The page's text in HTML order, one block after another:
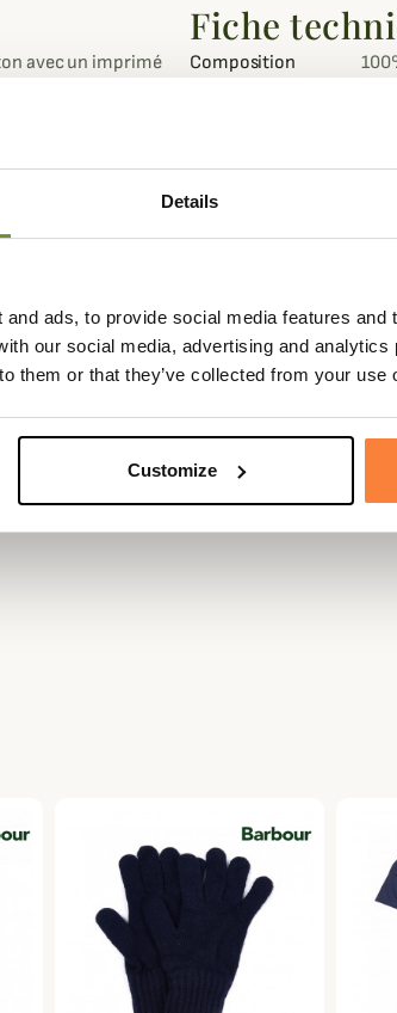
Details
ads, to provide social media features
our social media, advertising and
them or that they’ve collected from your use
Customize
avec un imprimé
qualité
valeur.
Barbour et
mais la
pour plus de confort.
ornée d'une
natale de la marque.
Fiche
Composition
Genre